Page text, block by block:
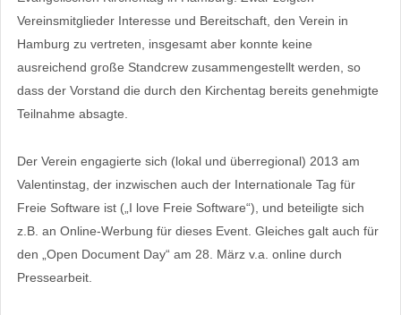
Vereinsmitglieder Interesse und Bereitschaft, den Verein in
Hamburg zu vertreten, insgesamt aber konnte keine
ausreichend große Standcrew zusammengestellt werden, so
dass der Vorstand die durch den Kirchentag bereits genehmigte
Teilnahme absagte.
Der Verein engagierte sich (lokal und überregional) 2013 am
Valentinstag, der inzwischen auch der Internationale Tag für
Freie Software ist („I love Freie Software“), und beteiligte sich
z.B. an Online-Werbung für dieses Event. Gleiches galt auch für
den „Open Document Day“ am 28. März v.a. online durch
Pressearbeit.